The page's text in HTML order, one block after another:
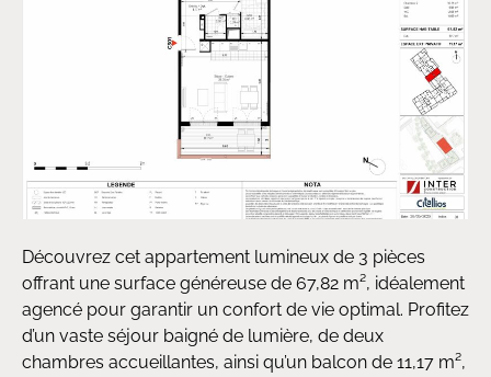
Découvrez cet appartement lumineux de 3 pièces
offrant une surface généreuse de 67,82 m², idéalement
agencé pour garantir un confort de vie optimal. Profitez
d’un vaste séjour baigné de lumière, de deux
chambres accueillantes, ainsi qu’un balcon de 11,17 m²,